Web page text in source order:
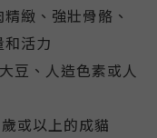
緻、強壯骨骼、
活力
豆、人造色素或人
或以上的成貓